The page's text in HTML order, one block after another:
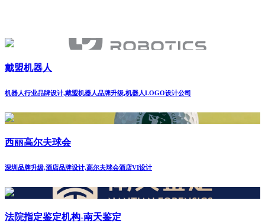
戴盟机器人
机器人行业品牌设计,戴盟机器人品牌升级,机器人LOGO设计公司
西丽高尔夫球会
深圳品牌升级,酒店品牌设计,高尔夫球会酒店VI设计
法院指定鉴定机构-南天鉴定